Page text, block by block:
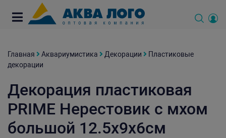
Главная Аквариумистика Декорации
Пластиковые
декорации
Декорация пластиковая
PRIME Нерестовик с мхом
большой 12.5х9х6см